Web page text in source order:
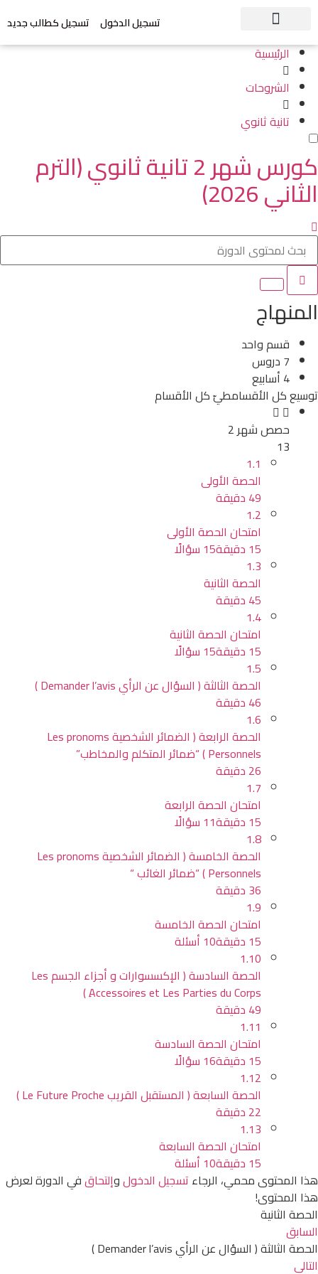
تسجيل الدخول تسجيل كطالب جديد
الرئيسية
الشروحات
تانية ثانوي
كورس شهر 2 تانية ثانوي (الترم
الثاني 2026)
المنهاج
قسم واحد
7 دروس
4 أسابيع
توسيع كل الأقسامطيّ كل الأقسام
حصص شهر 2
13
1.1
الحصة الأولى
49 دقيقة
1.2
امتحان الحصة الأولى
15 دقيقة
15 سؤالًا
1.3
الحصة الثانية
45 دقيقة
1.4
امتحان الحصة الثانية
15 دقيقة
15 سؤالًا
1.5
الحصة الثالثة ( السؤال عن الرأي Demander l’avis )
46 دقيقة
1.6
الحصة الرابعة ( الضمائر الشخصية Les pronoms
Personnels ) “ضمائر المتكلم والمخاطب”
26 دقيقة
1.7
امتحان الحصة الرابعة
15 دقيقة
11 سؤالًا
1.8
الحصة الخامسة ( الضمائر الشخصية Les pronoms
Personnels ) “ضمائر الغائب “
36 دقيقة
1.9
امتحان الحصة الخامسة
15 دقيقة
10 أسئلة
1.10
الحصة السادسة ( الإكسسوارات و أجزاء الجسم Les
ِAccessoires et Les Parties du Corps )
49 دقيقة
1.11
امتحان الحصة السادسة
15 دقيقة
16 سؤالًا
1.12
الحصة السابعة ( المستقبل القريب Le Future Proche )
22 دقيقة
1.13
امتحان الحصة السابعة
15 دقيقة
10 أسئلة
هذا المحتوى محمي، الرجاء تسجيل الدخولوإلتحاقفي الدورة لعرض
هذا المحتوى!
الحصة الثانية
السابق
الحصة الثالثة ( السؤال عن الرأي Demander l’avis )
التالي